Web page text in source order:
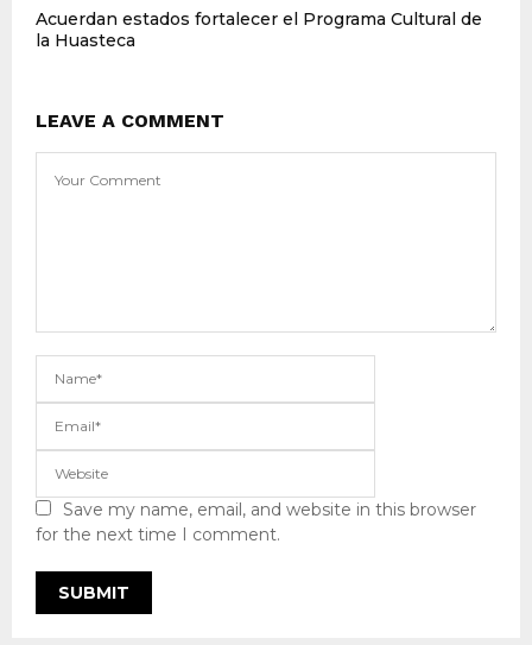
Acuerdan estados fortalecer el Programa Cultural de
la Huasteca
LEAVE A COMMENT
Save my name, email, and website in this browser
for the next time I comment.